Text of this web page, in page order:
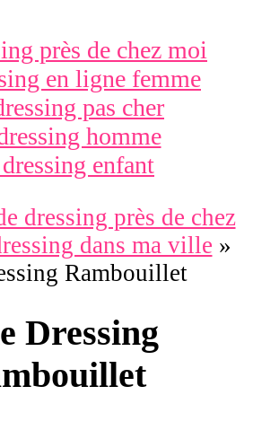
près de chez moi
en ligne femme
pas cher
homme
enfant
dressing près de chez
dans ma ville »
Rambouillet
Dressing